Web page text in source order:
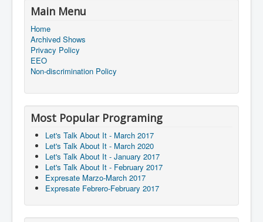
Main Menu
Home
Archived Shows
Privacy Policy
EEO
Non-discrimination Policy
Most Popular Programing
Let's Talk About It - March 2017
Let's Talk About It - March 2020
Let's Talk About It - January 2017
Let's Talk About It - February 2017
Expresate Marzo-March 2017
Expresate Febrero-February 2017